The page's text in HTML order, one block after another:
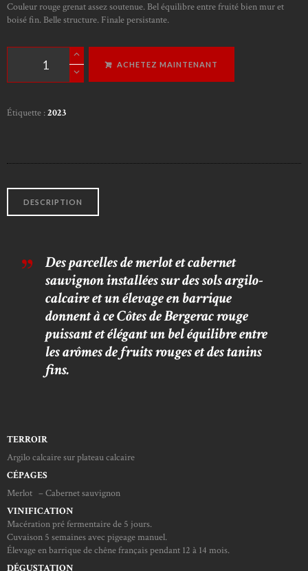
Couleur rouge grenat assez soutenue. Bel équilibre entre fruité bien mur et
boisé fin. Belle structure. Finale persistante.
Rouge
Le
Pétrocore
ACHETEZ MAINTENANT
Étiquette :2023
DESCRIPTION
Des parcelles de merlot et cabernet
sauvignon installées sur des sols argilo-
calcaire et un élevage en barrique
donnent à ce Côtes de Bergerac rouge
puissant et élégant un bel équilibre entre
les arômes de fruits rouges et des tanins
fins.
TERROIR
Argilo calcaire sur plateau calcaire
CÉPAGES
Merlot – Cabernet sauvignon
VINIFICATION
Macération pré fermentaire de 5 jours.
Cuvaison 5 semaines avec pigeage manuel.
Élevage en barrique de chêne français pendant 12 à 14 mois.
DÉGUSTATION